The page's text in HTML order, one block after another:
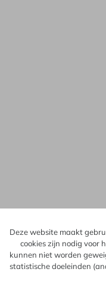
Deze website maakt
cookies zijn nodig voor
kunnen niet worden
statistische doeleinden